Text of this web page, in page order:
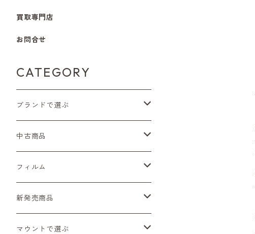
買取専門店
お問合せ
CATEGORY
ブランドで選ぶ
Nikon（ニコン）
Sシリーズ
Fシリーズ（一桁＋F100）
Canon（キヤノン）
レンジファインダー（7、P）
PENTAX（ペンタックス）
SL、SP
CONTAX（コンタックス）
中古商品
フィルムカメラ
一眼レフカメラ（マニュアルフォーカス）
一眼レフカメラ（オートフォーカス）
デジタルカメラ
一眼カメラ
マニュアルレンズ
フィルム
レンズ付きフィルム
35mm（135）カラーネガ
新発売商品
フィルムカメラ
マウントで選ぶ